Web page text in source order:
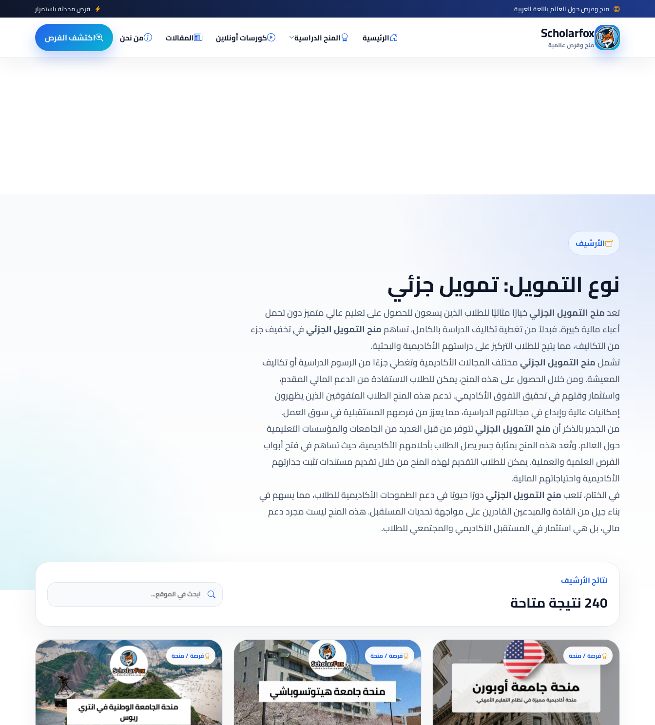
منح وفرص حول العالم باللغة العربية فرص محدثة باستمرار
Scholarfox
منح وفرص عالمية
الرئيسية المنح الدراسية كورسات أونلاين المقالات من نحن اكتشف الفرص
الأرشيف
نوع التمويل:تمويل جزئي
تعدمنح التمويل الجزئيخيارًا مثاليًا للطلاب الذين يسعون للحصول على تعليم عالي متميز دون تحمل
أعباء مالية كبيرة. فبدلاً من تغطية تكاليف الدراسة بالكامل، تساهممنح التمويل الجزئيفي تخفيف جزء
من التكاليف، مما يتيح للطلاب التركيز على دراستهم الأكاديمية والبحثية.
تشملمنح التمويل الجزئيمختلف المجالات الأكاديمية وتغطي جزءًا من الرسوم الدراسية أو تكاليف
المعيشة. ومن خلال الحصول على هذه المنح، يمكن للطلاب الاستفادة من الدعم المالي المقدم،
واستثمار وقتهم في تحقيق التفوق الأكاديمي. تدعم هذه المنح الطلاب المتفوقين الذين يظهرون
إمكانيات عالية وإبداع في مجالاتهم الدراسية، مما يعزز من فرصهم المستقبلية في سوق العمل.
من الجدير بالذكر أنمنح التمويل الجزئيتتوفر من قبل العديد من الجامعات والمؤسسات التعليمية
حول العالم. وتُعد هذه المنح بمثابة جسر يصل الطلاب بأحلامهم الأكاديمية، حيث تساهم في فتح أبواب
الفرص العلمية والعملية. يمكن للطلاب التقديم لهذه المنح من خلال تقديم مستندات تثبت جدارتهم
الأكاديمية واحتياجاتهم المالية.
في الختام، تلعبمنح التمويل الجزئيدورًا حيويًا في دعم الطموحات الأكاديمية للطلاب، مما يسهم في
بناء جيل من القادة والمبدعين القادرين على مواجهة تحديات المستقبل. هذه المنح ليست مجرد دعم
مالي، بل هي استثمار في المستقبل الأكاديمي والمجتمعي للطلاب.
نتائج الأرشيف
240 نتيجة متاحة
فرصة / منحة فرصة / منحة فرصة / منحة